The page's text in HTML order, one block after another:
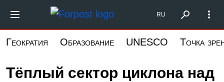
основному
Форпост Северо-Запад
RU
Геократия Образование UNESCO Точка
Тёплый сектор циклона над